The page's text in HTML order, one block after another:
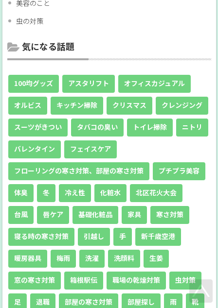
美容のこと
虫の対策
気になる話題
100均グッズ アスタリフト オフィスカジュアル
オルビス キッチン掃除 クリスマス クレンジング
スーツがきつい タバコの臭い トイレ掃除 ニトリ
バレンタイン フェイスケア
フローリングの寒さ対策、部屋の寒さ対策 プチプラ美容
体臭 冬 冷え性 化粧水 北区花火大会
台風 唇ケア 基礎化粧品 家具 寒さ対策
寝る時の寒さ対策 引越し 手 新千歳空港
暖房器具 梅雨 洗濯 洗顔料 生姜
窓の寒さ対策 箱根駅伝 職場の乾燥対策 虫対策
足 退職 部屋の寒さ対策 部屋探し 雨 靴